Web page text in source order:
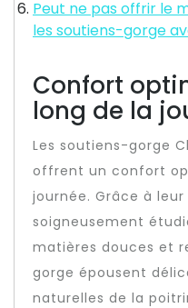
Peut ne pas offrir le
les soutiens-gorge
Confort
long de la
Les soutiens-gorge
offrent un confort
journée. Grâce à
soigneusement
matières douces et
gorge épousent
naturelles de la